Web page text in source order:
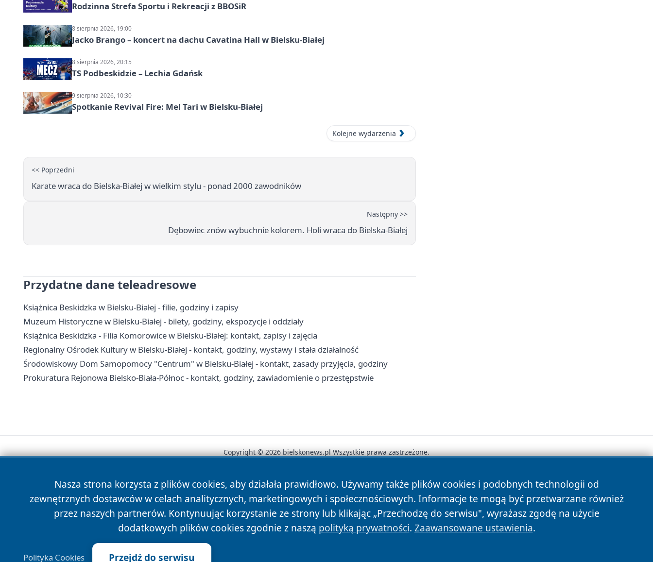
Rodzinna Strefa Sportu i Rekreacji z BBOSiR
8 sierpnia 2026, 19:00
Jacko Brango – koncert na dachu Cavatina Hall w Bielsku-Białej
8 sierpnia 2026, 20:15
TS Podbeskidzie – Lechia Gdańsk
9 sierpnia 2026, 10:30
Spotkanie Revival Fire: Mel Tari w Bielsku-Białej
Kolejne wydarzenia
<< Poprzedni
Karate wraca do Bielska-Białej w wielkim stylu - ponad 2000 zawodników
Następny >>
Dębowiec znów wybuchnie kolorem. Holi wraca do Bielska-Białej
Przydatne dane teleadresowe
Książnica Beskidzka w Bielsku-Białej - filie, godziny i zapisy
Muzeum Historyczne w Bielsku-Białej - bilety, godziny, ekspozycje i oddziały
Książnica Beskidzka - Filia Komorowice w Bielsku-Białej: kontakt, zapisy i zajęcia
Regionalny Ośrodek Kultury w Bielsku-Białej - kontakt, godziny, wystawy i stała działalność
Środowiskowy Dom Samopomocy "Centrum" w Bielsku-Białej - kontakt, zasady przyjęcia, godziny
Prokuratura Rejonowa Bielsko-Biała-Północ - kontakt, godziny, zawiadomienie o przestępstwie
Nasza strona korzysta z plików cookies, aby działała prawidłowo. Używamy także plików cookies i podobnych technologii od
zewnętrznych dostawców w celach analitycznych, marketingowych i społecznościowych. Informacje te mogą być przetwarzane również
przez naszych partnerów. Kontynuując korzystanie ze strony lub klikając „Przechodzę do serwisu", wyrażasz zgodę na użycie
dodatkowych plików cookies zgodnie z naszą polityką prywatności. Zaawansowane ustawienia.
Polityka Cookies Przejdź do serwisu
Copyright © 2026 bielskonews.pl Wszystkie prawa zastrzeżone.
News Autorzy Polityka Prywatności Polityka Cookies